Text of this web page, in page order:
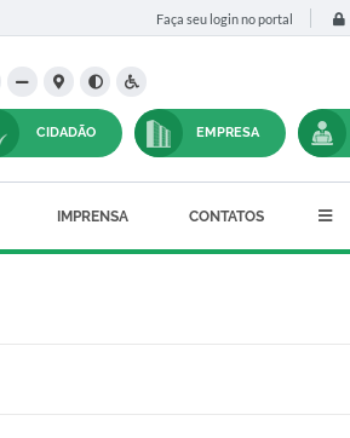
Faça seu login no portal
CIDADÃO EMPRESA
IMPRENSA CONTATOS